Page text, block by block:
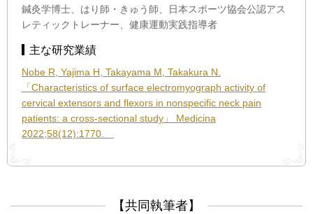
鍼灸学博士、はり師・きゅう師、日本スポーツ協会公認アス
レティックトレーナー、健康運動実践指導者
主な研究業績
Nobe R, Yajima H, Takayama M, Takakura N.
「Characteristics of surface electromyograph activity of
cervical extensors and flexors in nonspecific neck pain
patients: a cross-sectional study」 Medicina
2022;58(12):1770.
【共同執筆者】